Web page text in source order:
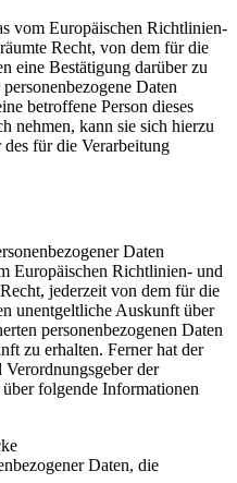
vom Europäischen Richtlinien-
Recht, von dem für die
eine Bestätigung darüber zu
Daten
betroffene Person dieses
nehmen, kann sie sich hierzu
für die Verarbeitung
Daten
Europäischen Richtlinien- und
jederzeit von dem für die
unentgeltliche Auskunft über
personenbezogenen Daten
zu erhalten. Ferner hat der
der
folgende Informationen
Daten, die